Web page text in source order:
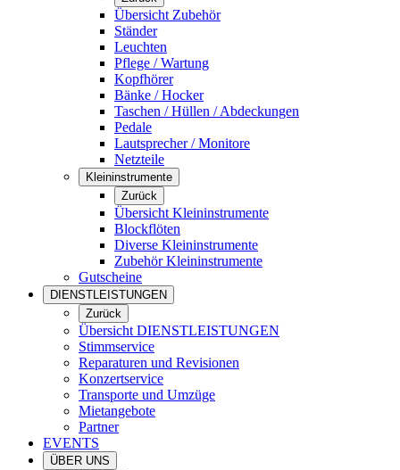
Übersicht Zubehör
Ständer
Leuchten
Pflege / Wartung
Kopfhörer
Bänke / Hocker
Taschen / Hüllen / Abdeckungen
Pedale
Lautsprecher / Monitore
Netzteile
Kleininstrumente
Zurück
Übersicht Kleininstrumente
Blockflöten
Diverse Kleininstrumente
Zubehör Kleininstrumente
Gutscheine
DIENSTLEISTUNGEN
Zurück
Übersicht DIENSTLEISTUNGEN
Stimmservice
Reparaturen und Revisionen
Konzertservice
Transporte und Umzüge
Mietangebote
Partner
EVENTS
ÜBER UNS